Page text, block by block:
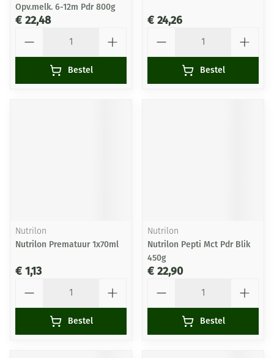
Opv.melk. 6-12m Pdr 800g
€ 22,48
Bestel
€ 24,26
Bestel
Nutrilon
Nutrilon Prematuur 1x70ml
€ 1,13
Bestel
Nutrilon
Nutrilon Pepti Mct Pdr Blik
450g
€ 22,90
Bestel